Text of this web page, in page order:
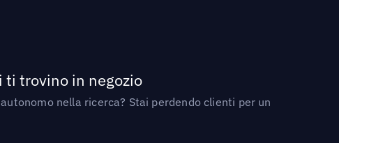
ti trovino in negozio
nella ricerca? Stai perdendo clienti per un